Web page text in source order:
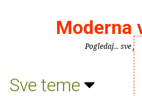
Moderna
Pogledaj... sve je
Sve teme